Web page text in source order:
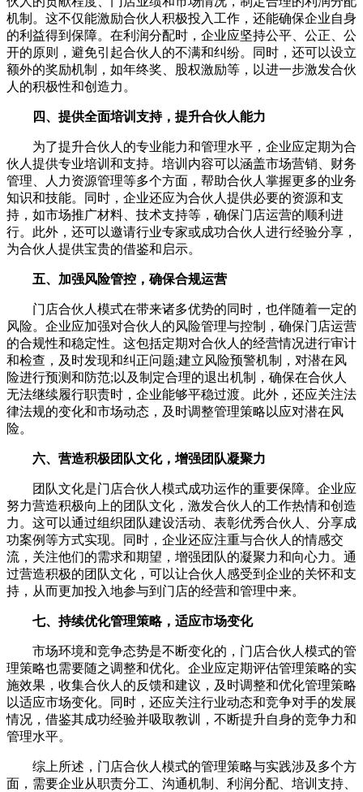
机制。这不仅能激励合伙人积极投入工作，还能确保企业自身
的利益得到保障。在利润分配时，企业应坚持公平、公正、公
开的原则，避免引起合伙人的不满和纠纷。同时，还可以设立
额外的奖励机制，如年终奖、股权激励等，以进一步激发合伙
人的积极性和创造力。
四、提供全面培训支持，提升合伙人能力
为了提升合伙人的专业能力和管理水平，企业应定期为合
伙人提供专业培训和支持。培训内容可以涵盖市场营销、财务
管理、人力资源管理等多个方面，帮助合伙人掌握更多的业务
知识和技能。同时，企业还应为合伙人提供必要的资源和支
持，如市场推广材料、技术支持等，确保门店运营的顺利进
行。此外，还可以邀请行业专家或成功合伙人进行经验分享，
为合伙人提供宝贵的借鉴和启示。
五、加强风险管控，确保合规运营
门店合伙人模式在带来诸多优势的同时，也伴随着一定的
风险。企业应加强对合伙人的风险管理与控制，确保门店运营
的合规性和稳定性。这包括定期对合伙人的经营情况进行审计
和检查，及时发现和纠正问题;建立风险预警机制，对潜在风
险进行预测和防范;以及制定合理的退出机制，确保在合伙人
无法继续履行职责时，企业能够平稳过渡。此外，还应关注法
律法规的变化和市场动态，及时调整管理策略以应对潜在风
险。
六、营造积极团队文化，增强团队凝聚力
团队文化是门店合伙人模式成功运作的重要保障。企业应
努力营造积极向上的团队文化，激发合伙人的工作热情和创造
力。这可以通过组织团队建设活动、表彰优秀合伙人、分享成
功案例等方式实现。同时，企业还应注重与合伙人的情感交
流，关注他们的需求和期望，增强团队的凝聚力和向心力。通
过营造积极的团队文化，可以让合伙人感受到企业的关怀和支
持，从而更加投入地参与到门店的经营和管理中来。
七、持续优化管理策略，适应市场变化
市场环境和竞争态势是不断变化的，门店合伙人模式的管
理策略也需要随之调整和优化。企业应定期评估管理策略的实
施效果，收集合伙人的反馈和建议，及时调整和优化管理策略
以适应市场变化。同时，还应关注行业动态和竞争对手的发展
情况，借鉴其成功经验并吸取教训，不断提升自身的竞争力和
管理水平。
综上所述，门店合伙人模式的管理策略与实践涉及多个方
面，需要企业从职责分工、沟通机制、利润分配、培训支持、